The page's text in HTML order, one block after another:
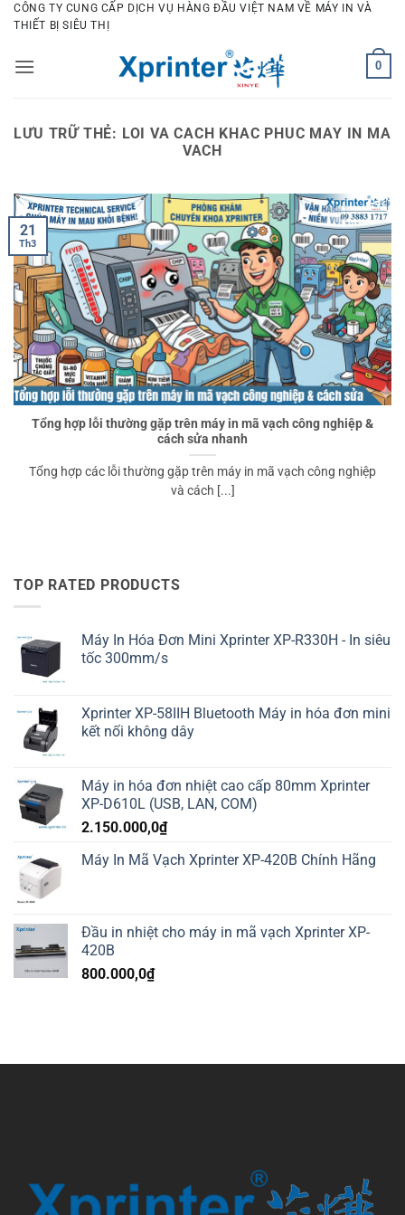
Bỏ
qua
dung
CÔNG TY CUNG CẤP DỊCH VỤ HÀNG ĐẦU VIỆT NAM VỀ MÁY IN VÀ
THIẾT BỊ SIÊU THỊ
0
LƯU TRỮ THẺ: LOI VA CACH KHAC PHUC MAY IN MA
VACH
Tổng hợp lỗi thường gặp trên máy in mã vạch công nghiệp &
cách sửa nhanh
Tổng hợp các lỗi thường gặp trên máy in mã vạch công nghiệp
và cách [...]
21
Th3
TOP RATED PRODUCTS
Máy In Hóa Đơn Mini Xprinter XP-R330H - In siêu
tốc 300mm/s
Xprinter XP-58IIH Bluetooth Máy in hóa đơn mini
kết nối không dây
Máy in hóa đơn nhiệt cao cấp 80mm Xprinter
XP-D610L (USB, LAN, COM)
2.150.000,0₫
Máy In Mã Vạch Xprinter XP-420B Chính Hãng
Đầu in nhiệt cho máy in mã vạch Xprinter XP-
420B
800.000,0₫